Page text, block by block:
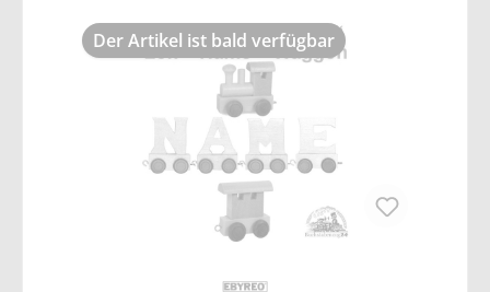
Der Artikel ist bald verfügbar